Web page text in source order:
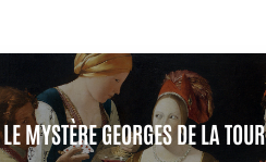
LE MYSTÈRE GEORGES DE LA TOUR